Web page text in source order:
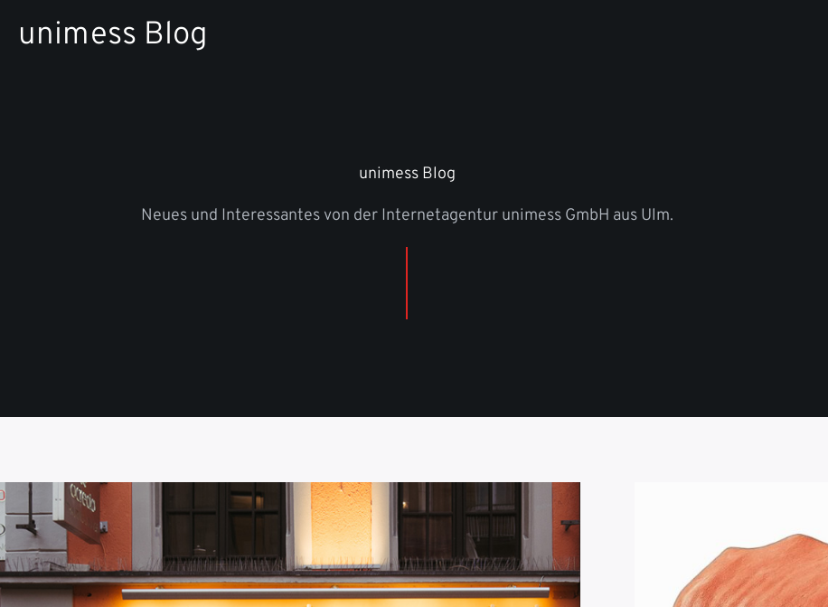
Inhaltunimess Blog
unimess Blog
Neues und Interessantes von der Internetagentur unimess GmbH aus Ulm.